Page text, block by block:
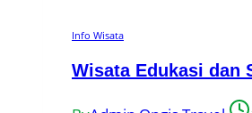
Info Wisata
Wisata Edukasi dan